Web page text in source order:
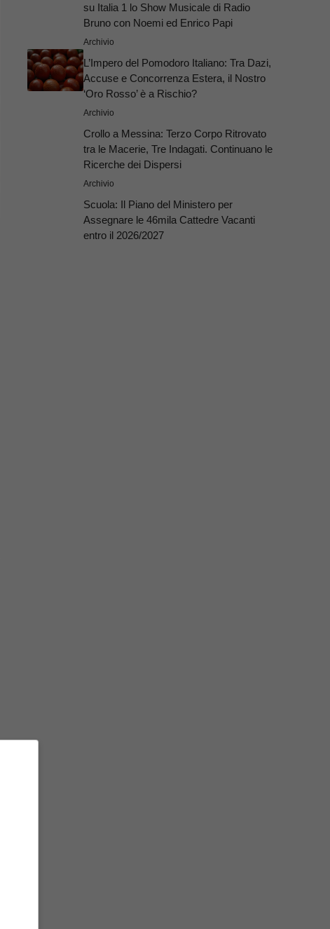
su Italia 1 lo Show Musicale di Radio
Bruno con Noemi ed Enrico Papi
Archivio
L’Impero del Pomodoro Italiano: Tra Dazi,
Accuse e Concorrenza Estera, il Nostro
‘Oro Rosso’ è a Rischio?
Archivio
Crollo a Messina: Terzo Corpo Ritrovato
tra le Macerie, Tre Indagati. Continuano le
Ricerche dei Dispersi
Archivio
Scuola: Il Piano del Ministero per
Assegnare le 46mila Cattedre Vacanti
entro il 2026/2027